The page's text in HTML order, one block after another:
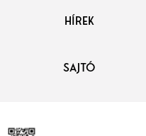
HÍREK
SAJTÓ